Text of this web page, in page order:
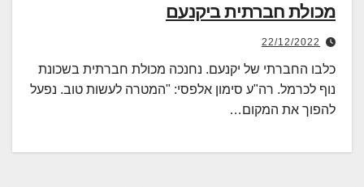
מכולת חברתית ביקנעם
22/12/2022
כלבו החברתי של יקנעם. נחנכה מכולת חברתית בשכונת
נוף לכרמל. רה"ע סימון אלפסי: "המטרה לעשות טוב. נפעל
להפוך את המקום…